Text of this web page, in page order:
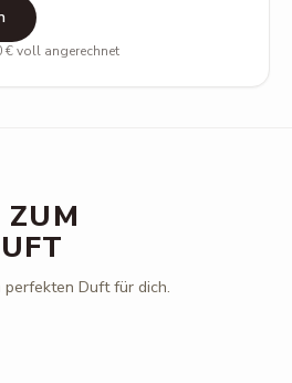
€ voll angerechnet
ZUM
Duft für dich.